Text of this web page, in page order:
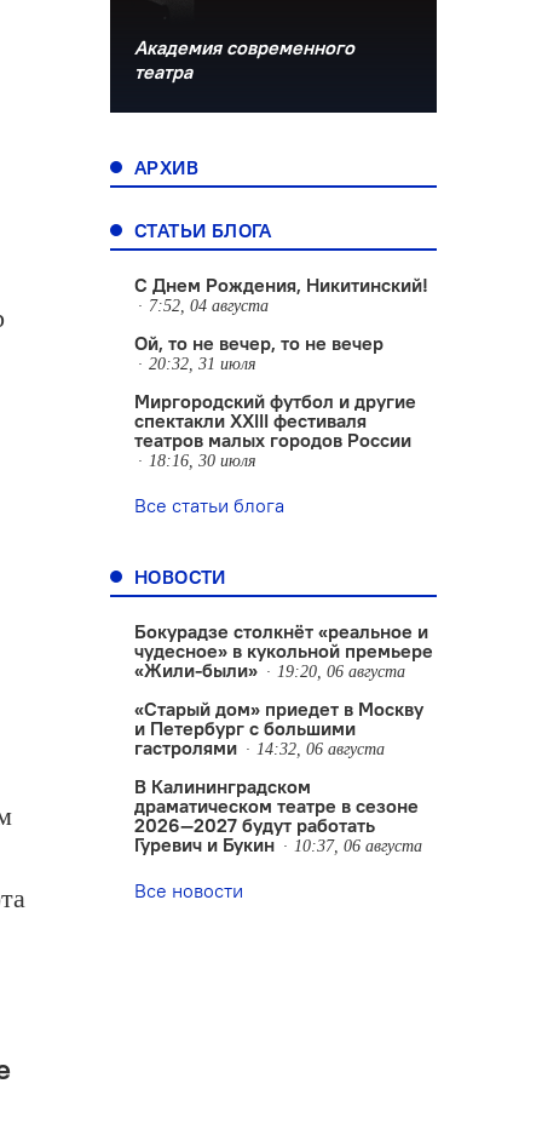
Академия современного
театра
АРХИВ
СТАТЬИ БЛОГА
С Днем Рождения, Никитинский!
7:52, 04 августа
Ой, то не вечер, то не вечер
20:32, 31 июля
Миргородский футбол и другие
спектакли XXIII фестиваля
театров малых городов России
18:16, 30 июля
Все статьи блога
НОВОСТИ
Бокурадзе столкнëт «реальное и
чудесное» в кукольной премьере
«Жили-были»
19:20, 06 августа
«Старый дом» приедет в Москву
и Петербург с большими
гастролями
14:32, 06 августа
В Калининградском
драматическом театре в сезоне
2026—2027 будут работать
Гуревич и Букин
10:37, 06 августа
Все новости